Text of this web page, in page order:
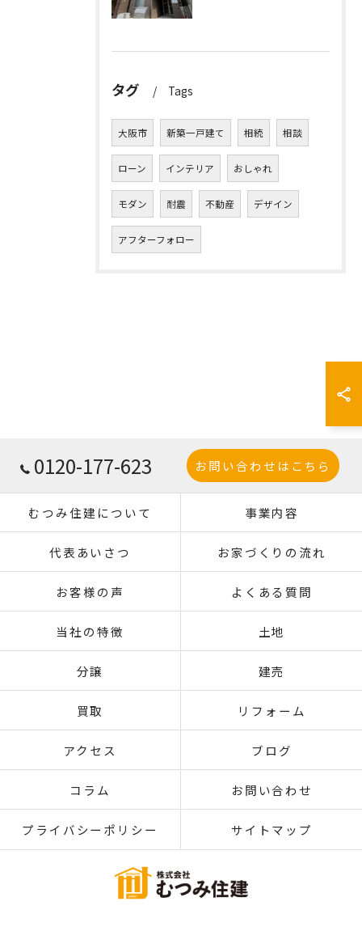
タグ Tags
大阪市 新築一戸建て 相続 相談
ローン インテリア おしゃれ
モダン 耐震 不動産 デザイン
アフターフォロー
0120-177-623 お問い合わせはこちら
むつみ住建について 事業内容
代表あいさつ お家づくりの流れ
お客様の声 よくある質問
当社の特徴 土地
分譲 建売
買取 リフォーム
アクセス ブログ
コラム お問い合わせ
プライバシーポリシー サイトマップ